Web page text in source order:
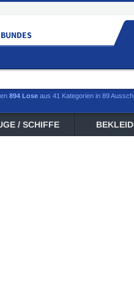
894 Lose aus 41 Kategorien in 89
/ SCHIFFE